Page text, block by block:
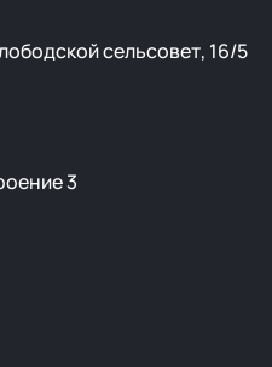
сельсовет, 16/5
3